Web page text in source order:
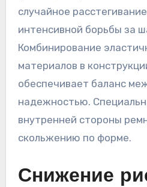
случайное
интенсивной борьбы за
Комбинирование
материалов в
обеспечивает баланс
надежностью.
внутренней стороны
скольжению по форме.
Снижение